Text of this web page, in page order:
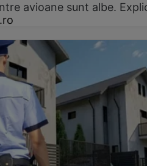
avioane sunt albe.